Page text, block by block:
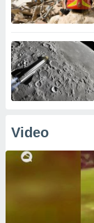
Video